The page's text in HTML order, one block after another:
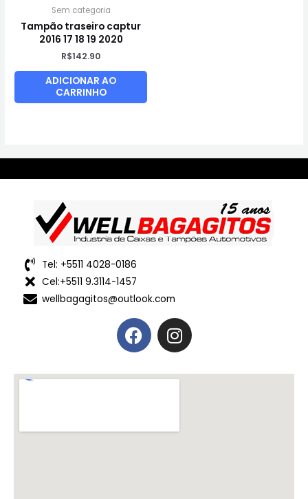
Sem categoria
Tampão traseiro captur
2016 17 18 19 2020
R$142.90
ADICIONAR AO
CARRINHO
Tel: +5511 4028-0186
Cel:+5511 9.3114-1457
wellbagagitos@outlook.com